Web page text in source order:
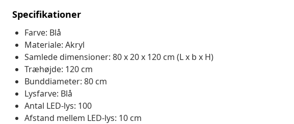
Specifikationer
Farve: Blå
Materiale: Akryl
Samlede dimensioner: 80 x 20 x 120 cm (L x b x H)
Træhøjde: 120 cm
Bunddiameter: 80 cm
Lysfarve: Blå
Antal LED-lys: 100
Afstand mellem LED-lys: 10 cm